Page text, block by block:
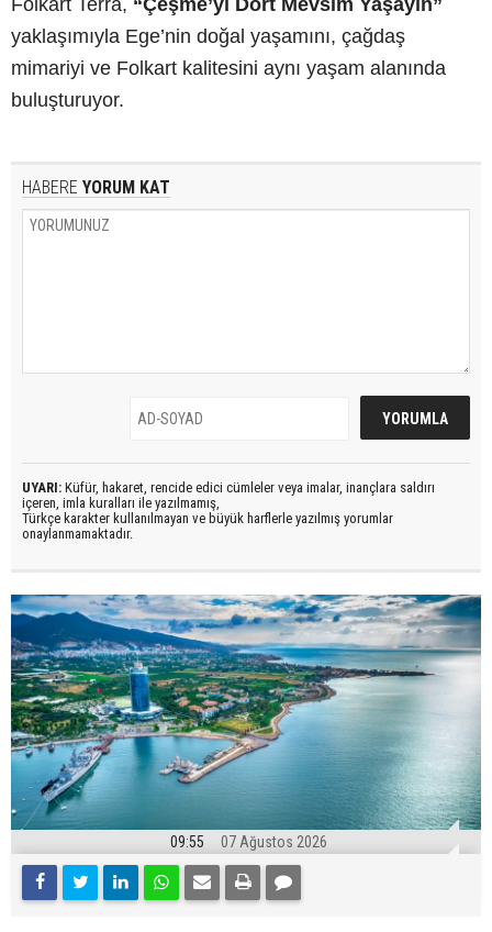
yaklaşımıyla Ege’nin doğal yaşamını, çağdaş
mimariyi ve Folkart kalitesini aynı yaşam alanında
buluşturuyor.
HABERE YORUM KAT
UYARI: Küfür, hakaret, rencide edici cümleler veya imalar, inançlara saldırı
içeren, imla kuralları ile yazılmamış,
Türkçe karakter kullanılmayan ve büyük harflerle yazılmış yorumlar
onaylanmamaktadır.
09:55 07 Ağustos 2026